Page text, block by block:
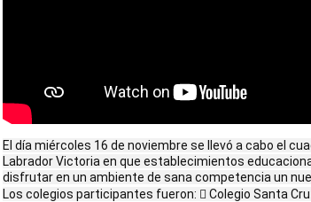
El día miércoles 16 de noviembre se llevó a cabo el
Labrador Victoria en que establecimientos
disfrutar en un ambiente de sana competencia un
Los colegios participantes fueron:  Colegio Santa